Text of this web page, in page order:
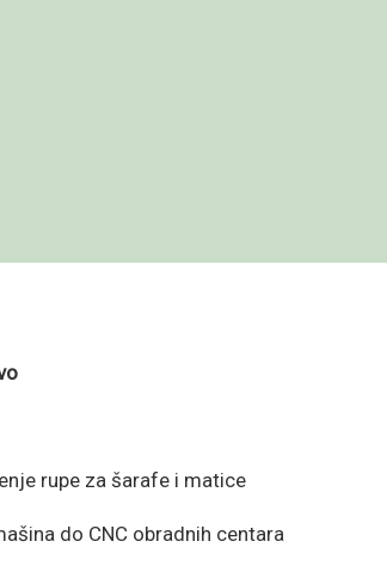
rupe za šarafe i matice
do CNC obradnih centara